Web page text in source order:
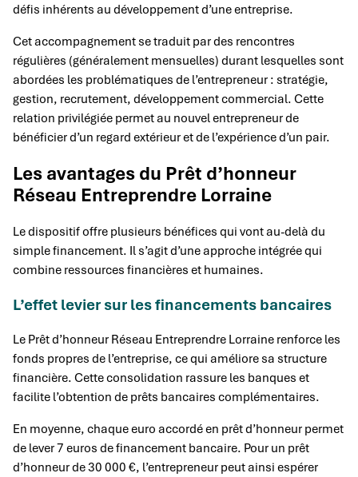
défis inhérents au développement d’une entreprise.
Cet accompagnement se traduit par des rencontres
régulières (généralement mensuelles) durant lesquelles sont
abordées les problématiques de l’entrepreneur : stratégie,
gestion, recrutement, développement commercial. Cette
relation privilégiée permet au nouvel entrepreneur de
bénéficier d’un regard extérieur et de l’expérience d’un pair.
Les avantages du Prêt d’honneur
Réseau Entreprendre Lorraine
Le dispositif offre plusieurs bénéfices qui vont au-delà du
simple financement. Il s’agit d’une approche intégrée qui
combine ressources financières et humaines.
L’effet levier sur les financements bancaires
Le Prêt d’honneur Réseau Entreprendre Lorraine renforce les
fonds propres de l’entreprise, ce qui améliore sa structure
financière. Cette consolidation rassure les banques et
facilite l’obtention de prêts bancaires complémentaires.
En moyenne, chaque euro accordé en prêt d’honneur permet
de lever 7 euros de financement bancaire. Pour un prêt
d’honneur de 30 000 €, l’entrepreneur peut ainsi espérer